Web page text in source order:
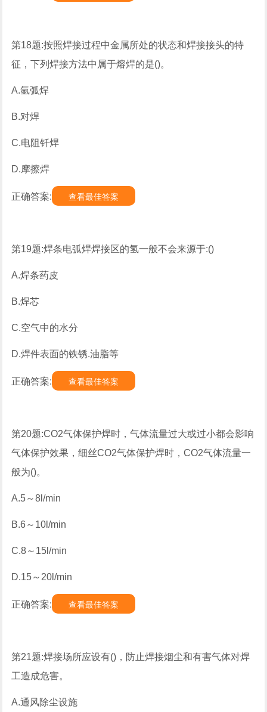
第18题:按照焊接过程中金属所处的状态和焊接接头的特
征，下列焊接方法中属于熔焊的是()。
A.氩弧焊
B.对焊
C.电阻钎焊
D.摩擦焊
正确答案: 查看最佳答案
第19题:焊条电弧焊焊接区的氢一般不会来源于:()
A.焊条药皮
B.焊芯
C.空气中的水分
D.焊件表面的铁锈.油脂等
正确答案: 查看最佳答案
第20题:CO2气体保护焊时，气体流量过大或过小都会影响
气体保护效果，细丝CO2气体保护焊时，CO2气体流量一
般为()。
A.5～8l/min
B.6～10l/min
C.8～15l/min
D.15～20l/min
正确答案: 查看最佳答案
第21题:焊接场所应设有()，防止焊接烟尘和有害气体对焊
工造成危害。
A.通风除尘设施